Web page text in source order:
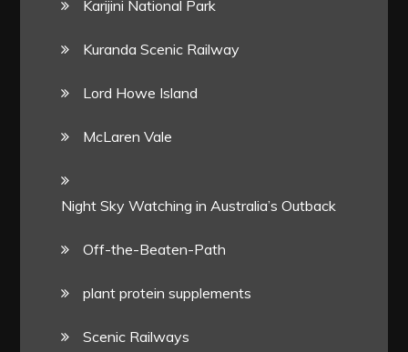
Karijini National Park
Kuranda Scenic Railway
Lord Howe Island
McLaren Vale
Night Sky Watching in Australia’s Outback
Off-the-Beaten-Path
plant protein supplements
Scenic Railways